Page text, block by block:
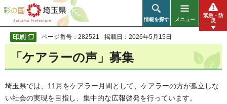
彩の国 埼玉県
情報を探す メニュー
緊急・防
災
ページ番号：282521 掲載日：2026年5月15日
「ケアラーの声」募集
埼玉県では、11月をケアラー月間として、ケアラーの方が孤立しな
い社会の実現を目指し、集中的な広報啓発を行っています。